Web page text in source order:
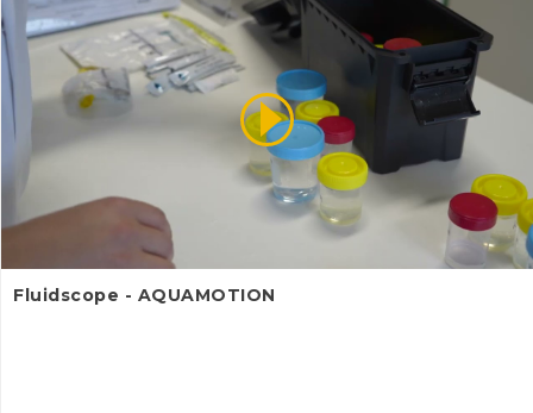
Fluidscope - AQUAMOTION